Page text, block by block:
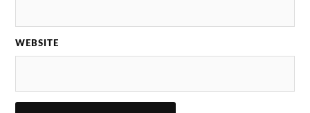
WEBSITE